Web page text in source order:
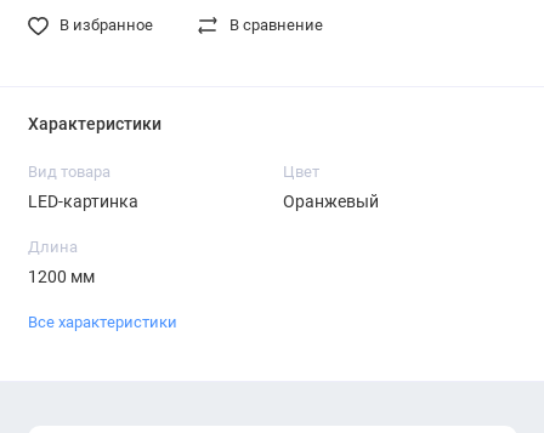
В избранное В сравнение
Характеристики
Вид товара
LED-картинка
Цвет
Оранжевый
Длина
1200 мм
Все характеристики